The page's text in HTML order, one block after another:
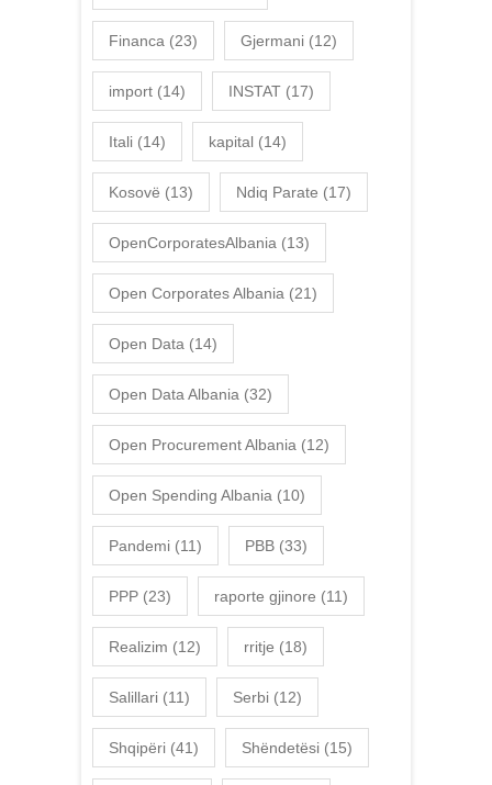
Financa (23) Gjermani (12)
import (14) INSTAT (17)
Itali (14) kapital (14)
Kosovë (13) Ndiq Parate (17)
OpenCorporatesAlbania (13)
Open Corporates Albania (21)
Open Data (14)
Open Data Albania (32)
Open Procurement Albania (12)
Open Spending Albania (10)
Pandemi (11) PBB (33)
PPP (23) raporte gjinore (11)
Realizim (12) rritje (18)
Salillari (11) Serbi (12)
Shqipëri (41) Shëndetësi (15)